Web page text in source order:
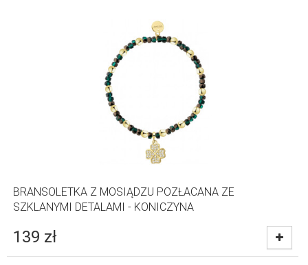
BRANSOLETKA Z MOSIĄDZU POZŁACANA ZE
SZKLANYMI DETALAMI - KONICZYNA
139 zł